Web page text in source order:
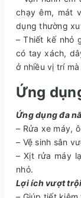
chạy êm, mát
dụng thường
– Thiết kế nhỏ
có tay xách,
ở nhiều vị trí
Ứng
Ứng dụng đa
– Rửa xe máy,
– Vệ sinh sân
– Xịt rửa máy
nhỏ.
Lợi ích vượt